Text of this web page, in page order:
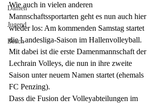
Damen
Jugend
Beach
Wie auch in vielen anderen
Mannschaftssportarten geht es nun auch hier
wieder los: Am kommenden Samstag startet
die Landesliga-Saison im Hallenvolleyball.
Mit dabei ist die erste Damenmannschaft der
Lechrain Volleys, die nun in ihre zweite
Saison unter neuem Namen startet (ehemals
FC Penzing).
Dass die Fusion der Volleyabteilungen im